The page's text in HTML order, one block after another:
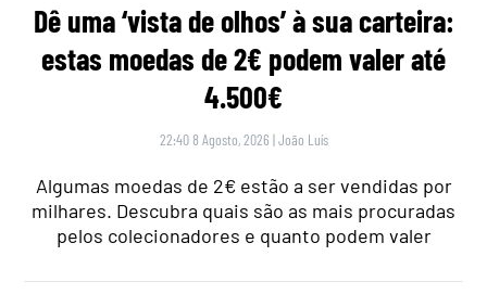
Dê uma ‘vista de olhos’ à sua carteira:
estas moedas de 2€ podem valer até
4.500€
22:40 8 Agosto, 2026 |João Luís
Algumas moedas de 2€ estão a ser vendidas por
milhares. Descubra quais são as mais procuradas
pelos colecionadores e quanto podem valer